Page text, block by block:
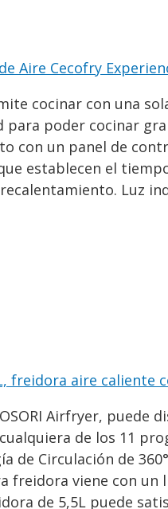
Aire Cecofry
cocinar con una
para poder cocinar
con un panel de
establecen el
Luz
freidora aire caliente
Airfryer, puede
de los 11
de Circulación de
freidora viene con
de 5,5L puede